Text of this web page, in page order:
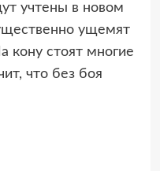
учтены в новом
ущемят
кону стоят многие
что без боя